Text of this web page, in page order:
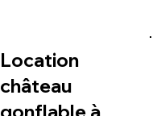
Location
château
gonflable à